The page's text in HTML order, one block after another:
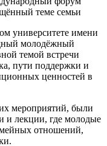
университете имени
молодёжный
темой встречи
пути поддержки и
ценностей в
мероприятий, были
и лекции, где молодые
отношений,